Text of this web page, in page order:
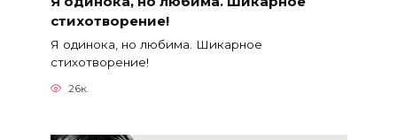
стихотворение!
Я одинока, но любима. Шикарное
стихотворение!
26к.